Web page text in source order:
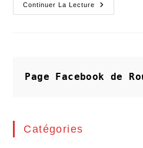
Continuer La Lecture
Ici
Et
Guitare
Aux
Page Facebook de
Catégories